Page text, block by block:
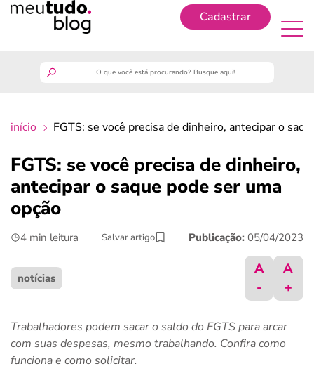
Cadastrar
finanças
benefícios
últimas notícias
ferramentas
início FGTS: se você precisa de dinheiro, antecipar o
FGTS: se você precisa de dinheiro,
antecipar o saque pode ser uma
opção
4 min leitura Salvar artigo Publicação: 05/04/2023
notícias
A
-
A
+
Trabalhadores podem sacar o saldo do FGTS para arcar
com suas despesas, mesmo trabalhando. Confira como
funciona e como solicitar.